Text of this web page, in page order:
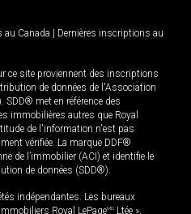
au Canada
Dernières inscriptions au
ce site proviennent des inscriptions
de données de l'Association
SDD® met en référence des
immobilières autres que Royal
de l'information n'est pas
vérifiée. La marque DDF®
de l’immobilier (ACI) et identifie le
de données (SDD®).
indépendantes. Les bureaux
Royal LePageMD Ltée »,